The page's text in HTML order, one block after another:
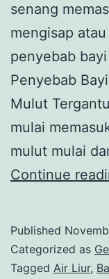
senang
mengisap
penyebab
Penyebab
Mulut
mulai
mulut mulai
Continue
Published
Categorized as
Tagged Air Liur,